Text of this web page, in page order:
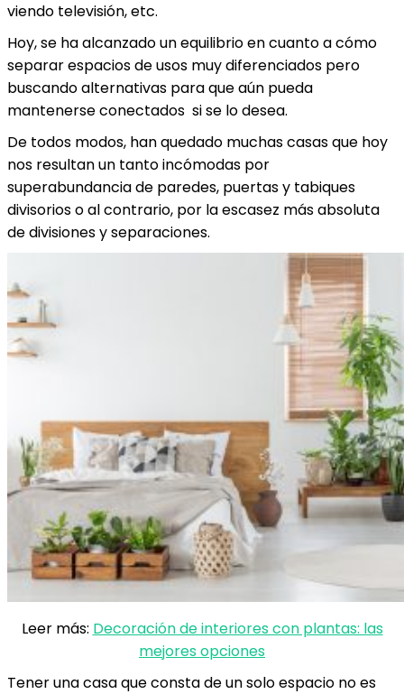
viendo televisión, etc.
Hoy, se ha alcanzado un equilibrio en cuanto a cómo
separar espacios de usos muy diferenciados pero
buscando alternativas para que aún pueda
mantenerse conectados si se lo desea.
De todos modos, han quedado muchas casas que hoy
nos resultan un tanto incómodas por
superabundancia de paredes, puertas y tabiques
divisorios o al contrario, por la escasez más absoluta
de divisiones y separaciones.
Leer más: Decoración de interiores con plantas: las
mejores opciones
Tener una casa que consta de un solo espacio no es